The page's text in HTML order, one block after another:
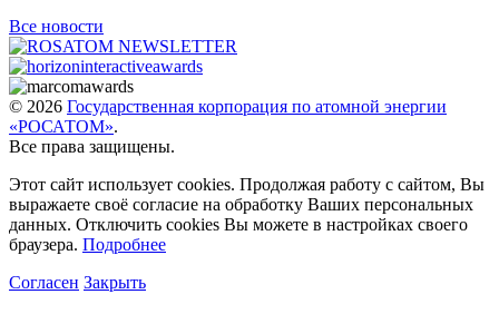
Все новости
© 2026 Государственная корпорация по атомной энергии
«РОСАТОМ».
Все права защищены.
Этот сайт использует cookies. Продолжая работу с сайтом, Вы
выражаете своё согласие на обработку Ваших персональных
данных. Отключить cookies Вы можете в настройках своего
браузера. Подробнее
Согласен Закрыть